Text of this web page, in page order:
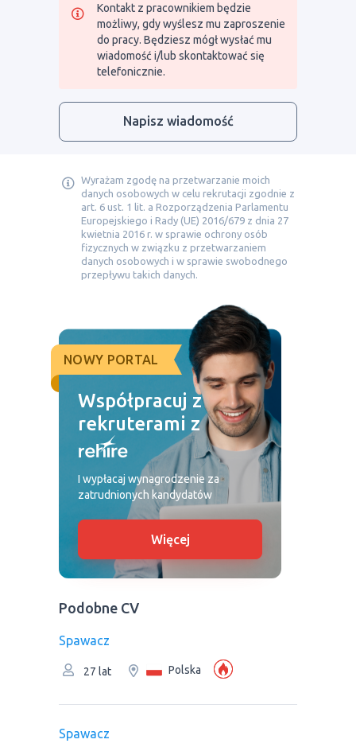
Kontakt z pracownikiem będzie
możliwy, gdy wyślesz mu zaproszenie
do pracy. Będziesz mógł wysłać mu
wiadomość i/lub skontaktować się
telefonicznie.
Napisz wiadomość
Wyrażam zgodę na przetwarzanie moich
danych osobowych w celu rekrutacji zgodnie z
art. 6 ust. 1 lit. a Rozporządzenia Parlamentu
Europejskiego i Rady (UE) 2016/679 z dnia 27
kwietnia 2016 r. w sprawie ochrony osób
fizycznych w związku z przetwarzaniem
danych osobowych i w sprawie swobodnego
przepływu takich danych.
NOWY PORTAL
Współpracuj z
rekruterami z
I wypłacaj wynagrodzenie za
zatrudnionych kandydatów
Więcej
Podobne CV
Spawacz
27 lat Polska
Spawacz